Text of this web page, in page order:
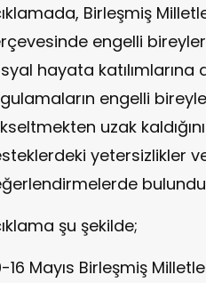
Birleşmiş
engelli
hayata
engelli
uzak
yetersizlikler
şu şekilde;
16 Mayıs Birleşmiş